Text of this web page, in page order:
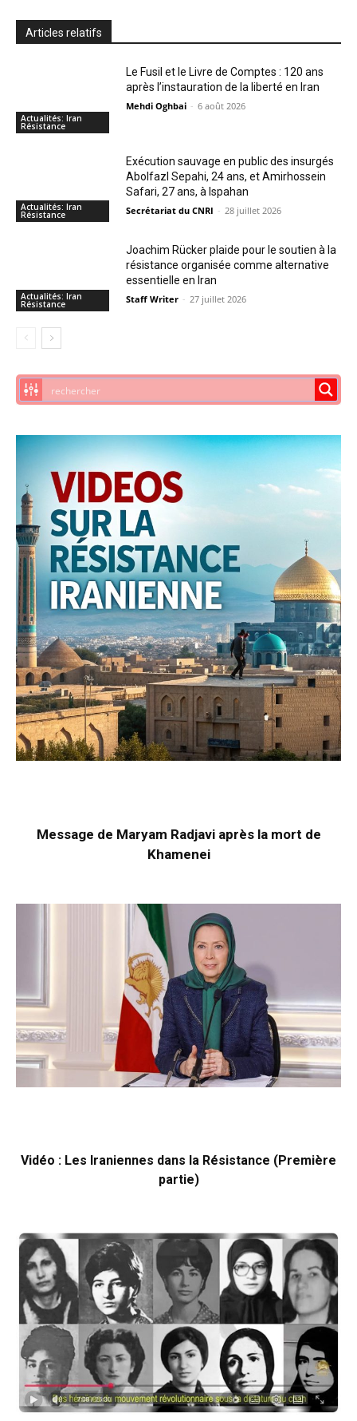
Articles relatifs
Actualités: Iran
Résistance
Le Fusil et le Livre de Comptes : 120 ans
après l’instauration de la liberté en Iran
Mehdi Oghbai - 6 août 2026
Actualités: Iran
Résistance
Exécution sauvage en public des insurgés
Abolfazl Sepahi, 24 ans, et Amirhossein
Safari, 27 ans, à Ispahan
Secrétariat du CNRI - 28 juillet 2026
Actualités: Iran
Résistance
Joachim Rücker plaide pour le soutien à la
résistance organisée comme alternative
essentielle en Iran
Staff Writer - 27 juillet 2026
Message de Maryam Radjavi après la mort de
Khamenei
Vidéo : Les Iraniennes dans la Résistance (Première
partie)